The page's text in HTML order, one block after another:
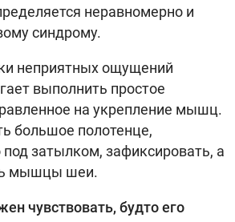
неравномерно и
синдрому.
неприятных ощущений
выполнить простое
на укрепление мышц.
большое полотенце,
затылком, зафиксировать, а
мышцы шеи.
чувствовать, будто его